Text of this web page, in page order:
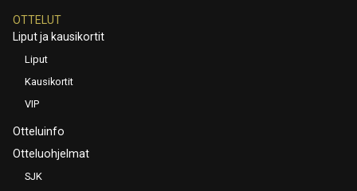
OTTELUT
Liput ja kausikortit
Liput
Kausikortit
VIP
Otteluinfo
Otteluohjelmat
SJK